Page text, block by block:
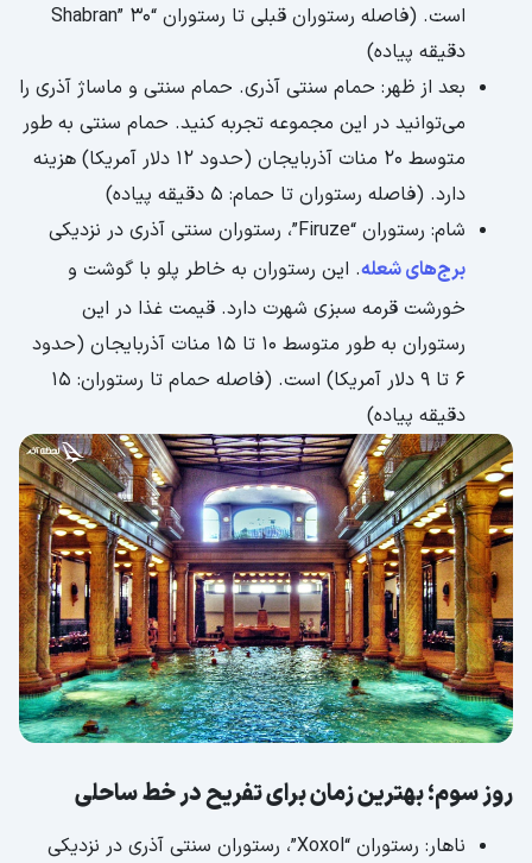
است. (فاصله رستوران قبلی تا رستوران “Shabran” 30
دقیقه پیاده)
بعد از ظهر: حمام سنتی آذری. حمام سنتی و ماساژ آذری را
می‌توانید در این مجموعه تجربه کنید. حمام سنتی به طور
متوسط 20 منات آذربایجان (حدود 12 دلار آمریکا) هزینه
دارد. (فاصله رستوران تا حمام: 5 دقیقه پیاده)
شام: رستوران “Firuze”، رستوران سنتی آذری در نزدیکی
برج‌های شعله. این رستوران به خاطر پلو با گوشت و
خورشت قرمه سبزی شهرت دارد. قیمت غذا در این
رستوران به طور متوسط 10 تا 15 منات آذربایجان (حدود
6 تا 9 دلار آمریکا) است. (فاصله حمام تا رستوران: 15
دقیقه پیاده)
روز سوم؛ بهترین زمان برای تفریح در خط ساحلی
ناهار: رستوران “Xoxol”، رستوران سنتی آذری در نزدیکی